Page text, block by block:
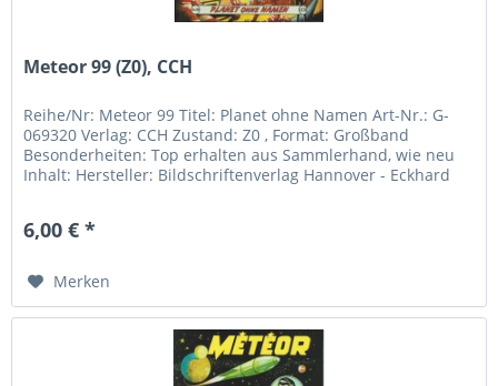
Meteor 99 (Z0), CCH
Reihe/Nr: Meteor 99 Titel: Planet ohne Namen Art-Nr.: G-
069320 Verlag: CCH Zustand: Z0 , Format: Großband
Besonderheiten: Top erhalten aus Sammlerhand, wie neu
Inhalt: Hersteller: Bildschriftenverlag Hannover - Eckhard
6,00 € *
Merken